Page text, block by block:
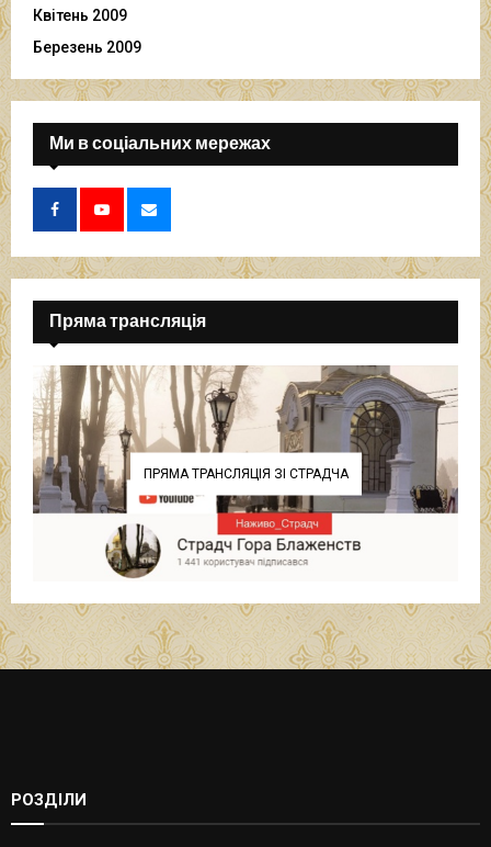
Квітень 2009
Березень 2009
Ми в соціальних мережах
Пряма трансляція
ПРЯМА ТРАНСЛЯЦІЯ ЗІ СТРАДЧА
РОЗДІЛИ